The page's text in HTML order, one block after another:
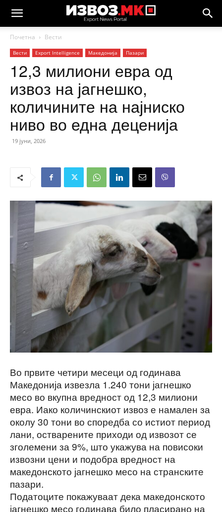
Почетна Вести
Вести Еxport Intelligence Македонија Пазари
12,3 милиони евра од
извоз на јагнешко,
количините на најниско
ниво во една деценија
19 јуни, 2026
Во првите четири месеци од годинава
Македонија извезла 1.240 тони јагнешко
месо во вкупна вредност од 12,3 милиони
евра. Иако количинскиот извоз е намален за
околу 30 тони во споредба со истиот период
лани, остварените приходи од извозот се
зголемени за 9%, што укажува на повисоки
извозни цени и подобра вредност на
македонското јагнешко месо на странските
пазари.
Податоците покажуваат дека македонското
јагнешко месо годинава било пласирано на